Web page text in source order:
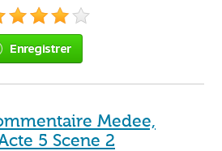
Enregistrer
Medee,
5 Scene 2